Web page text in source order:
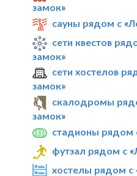
замок»
сауны рядом с
сети квестов
замок»
сети хостелов
замок»
скалодромы
замок»
стадионы рядом
футзал рядом с
хостелы рядом с